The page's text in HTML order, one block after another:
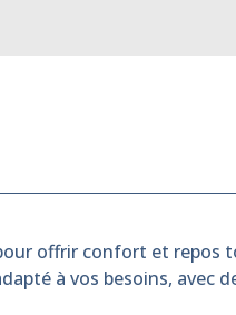
offrir confort et
à vos besoins, avec